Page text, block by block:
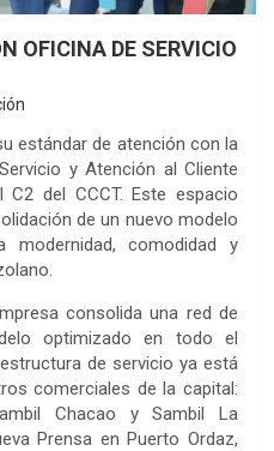
OFICINA DE SERVICIO
estándar de atención con la
y Atención al Cliente
C2 del CCCT. Este espacio
de un nuevo modelo
comodidad y
consolida una red de
optimizado en todo el
de servicio ya está
comerciales de la capital:
Chacao y Sambil La
Prensa en Puerto Ordaz,